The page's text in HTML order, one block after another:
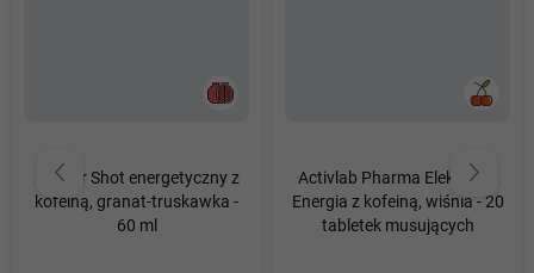
Isostar Shot energetyczny z
kofeiną, granat-truskawka -
60 ml
Activlab Pharma Elektrolity
Energia z kofeiną, wiśnia - 20
tabletek musujących